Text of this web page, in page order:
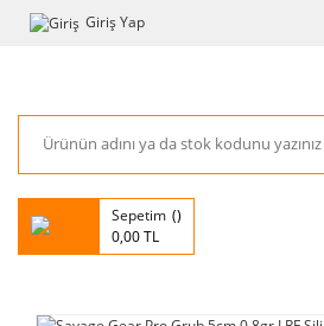
Giriş Yap
Sepetim
0,00 TL